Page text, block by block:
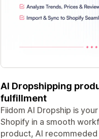
AI Dropshipping
fulfillment
Fiidom AI Dropship is
Shopify in a smooth
product, AI